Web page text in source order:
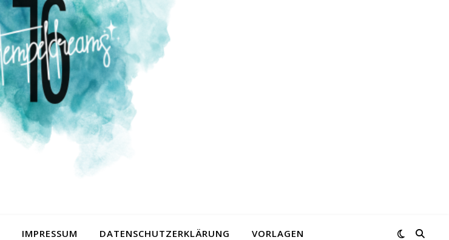
IMPRESSUM DATENSCHUTZERKLÄRUNG VORLAGEN